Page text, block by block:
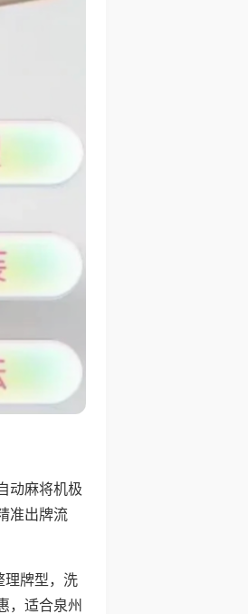
动麻将机极
准出牌流
理牌型，洗
，适合泉州